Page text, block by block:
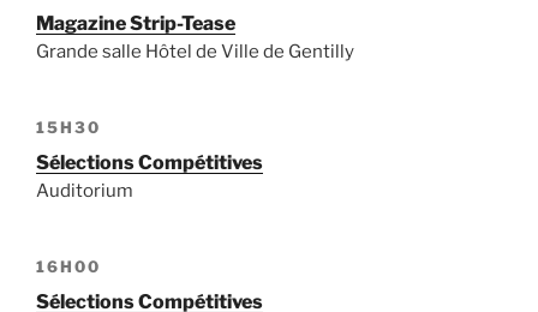
Magazine Strip-Tease
Grande salle Hôtel de Ville de Gentilly
15H30
Sélections Compétitives
Auditorium
16H00
Sélections Compétitives